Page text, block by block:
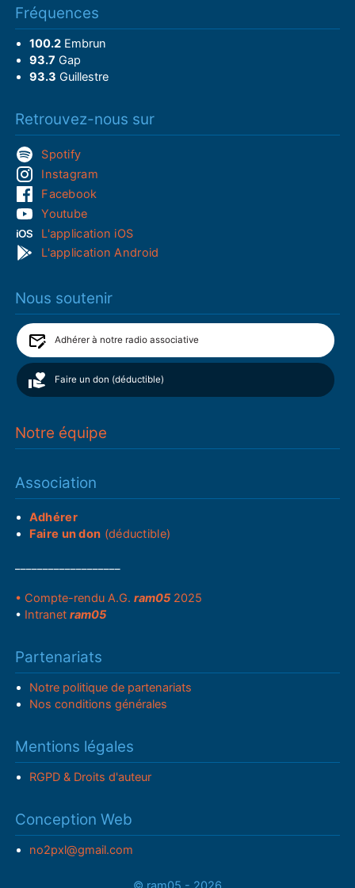
Fréquences
100.2Embrun
93.7 Gap
93.3 Guillestre
Retrouvez-nous sur
Spotify
Instagram
Facebook
Youtube
L'application iOS
L'application Android
Nous soutenir
Adhérer à notre radio associative
Faire un don (déductible)
Notre équipe
Association
Adhérer
Faire un don (déductible)
• Compte-rendu A.G.ram05 2025
• Intranetram05
Partenariats
Notre politique de partenariats
Nos conditions générales
Mentions légales
RGPD & Droits d'auteur
Conception Web
no2pxl@gmail.com